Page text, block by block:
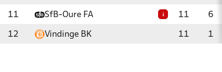
11 SfB-Oure FA i 11 6
12 Vindinge BK 11 1